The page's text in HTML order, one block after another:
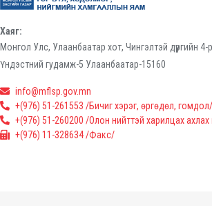
Хаяг:
Монгол Улс, Улаанбаатар хот, Чингэлтэй дүүргийн
Үндэстний гудамж-5 Улаанбаатар-15160
info@mflsp.gov.mn
+(976) 51-261553 /Бичиг хэрэг, өргөдөл, гомдол/
+(976) 51-260200 /Олон нийттэй харилцах
+(976) 11-328634 /Факс/